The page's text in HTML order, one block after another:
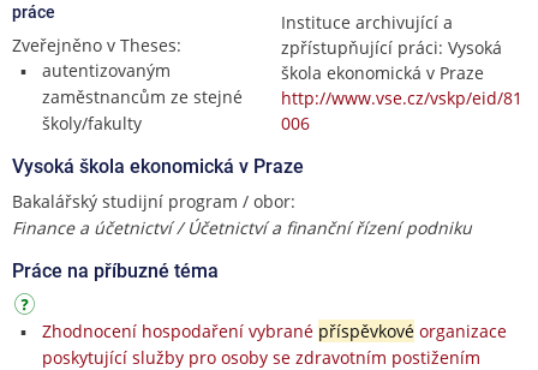
práce
Zveřejněno v Theses:
autentizovaným
zaměstnancům ze stejné
školy/fakulty
Instituce archivující a
zpřístupňující práci: Vysoká
škola ekonomická v Praze
http://www.vse.cz/vskp/eid/81
006
Vysoká škola ekonomická v Praze
Bakalářský studijní program / obor:
Finance a účetnictví / Účetnictví a finanční řízení podniku
Práce na příbuzné téma
Zhodnocení hospodaření vybrané příspěvkovéorganizace
poskytující služby pro osoby se zdravotním postižením